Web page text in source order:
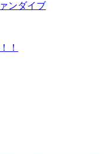
ンダイブ
！